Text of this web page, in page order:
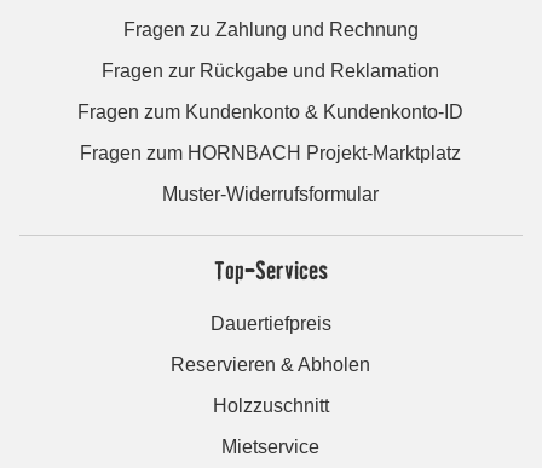
Fragen zu Zahlung und Rechnung
Fragen zur Rückgabe und Reklamation
Fragen zum Kundenkonto & Kundenkonto-ID
Fragen zum HORNBACH Projekt-Marktplatz
Muster-Widerrufsformular
Top-Services
Dauertiefpreis
Reservieren & Abholen
Holzzuschnitt
Mietservice